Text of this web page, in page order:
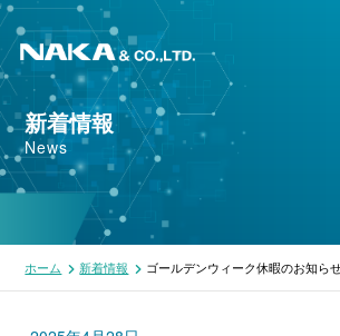
新着情報
News
ホーム 新着情報 ゴールデンウィーク休暇のお知ら